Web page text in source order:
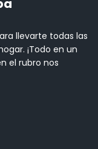
llevarte todas las
¡Todo en un
el rubro nos